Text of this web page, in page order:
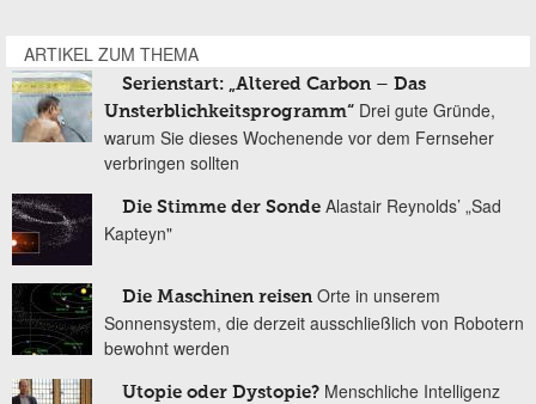
ARTIKEL ZUM THEMA
Serienstart: „Altered Carbon – Das
Unsterblichkeitsprogramm“ Drei gute Gründe,
warum Sie dieses Wochenende vor dem Fernseher
verbringen sollten
Die Stimme der Sonde Alastair Reynolds’ „Sad
Kapteyn"
Die Maschinen reisen Orte in unserem
Sonnensystem, die derzeit ausschließlich von Robotern
bewohnt werden
Utopie oder Dystopie? Menschliche Intelligenz